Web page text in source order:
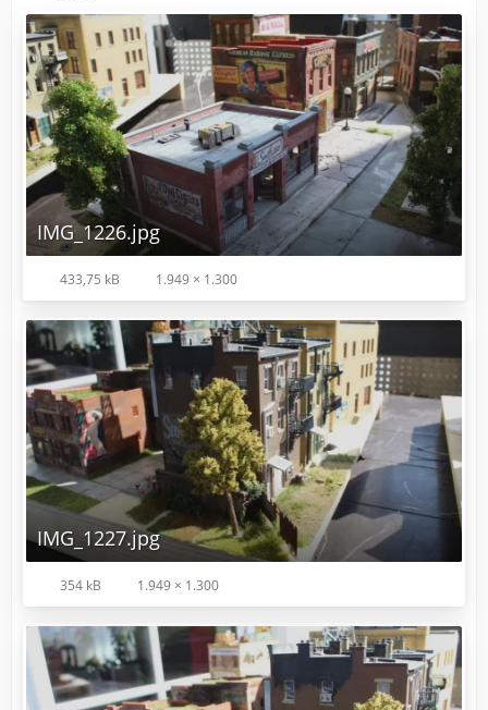
IMG_1226.jpg
433,75 kB 1.949 × 1.300
IMG_1227.jpg
354 kB 1.949 × 1.300